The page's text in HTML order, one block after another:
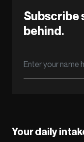
Subscribe
behind.
Your daily